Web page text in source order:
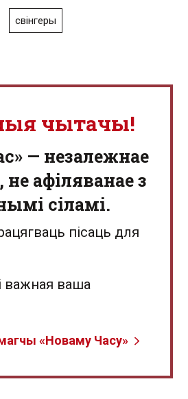
свінгеры
чытачы!
— незалежнае
афіляванае з
сіламі.
пісаць для
важная ваша
«Новаму Часу»